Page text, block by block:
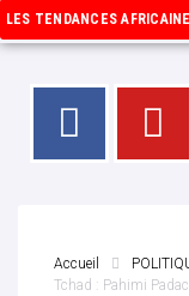
LES TENDANCES
Accueil
Tchad : Pahimi